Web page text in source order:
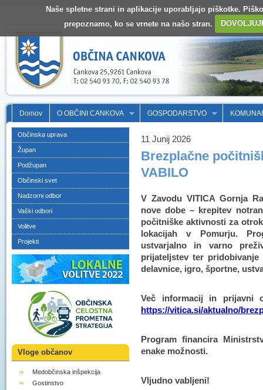
Naše spletne strani in aplikacije uporabljajo piškotke.
prepoznamo, ko se vrnete na našo stran.
Domov O OBČINI CANKOVA GOSPODARSTVO
Občinska uprava
Župan
Podžupan
Občinski svet
Nadzorni odbor
Vaški odbori
Volitve
Projekti
Vloge občanov
Medobčinska inšpekcija
Gostinstvo
11 Junij 2026
Brezplačne
VABILO
V Zavodu VITICA Gornja
nove dobe – krepitev
počitniške aktivnosti za
lokacijah v Pomurju.
ustvarjalno in varno
prijateljstev ter
delavnice, igro, športne,
Več informacij in prijavni
https://vitica.si/aktualno/
Program financira
enake možnosti.
Vljudno vabljeni!